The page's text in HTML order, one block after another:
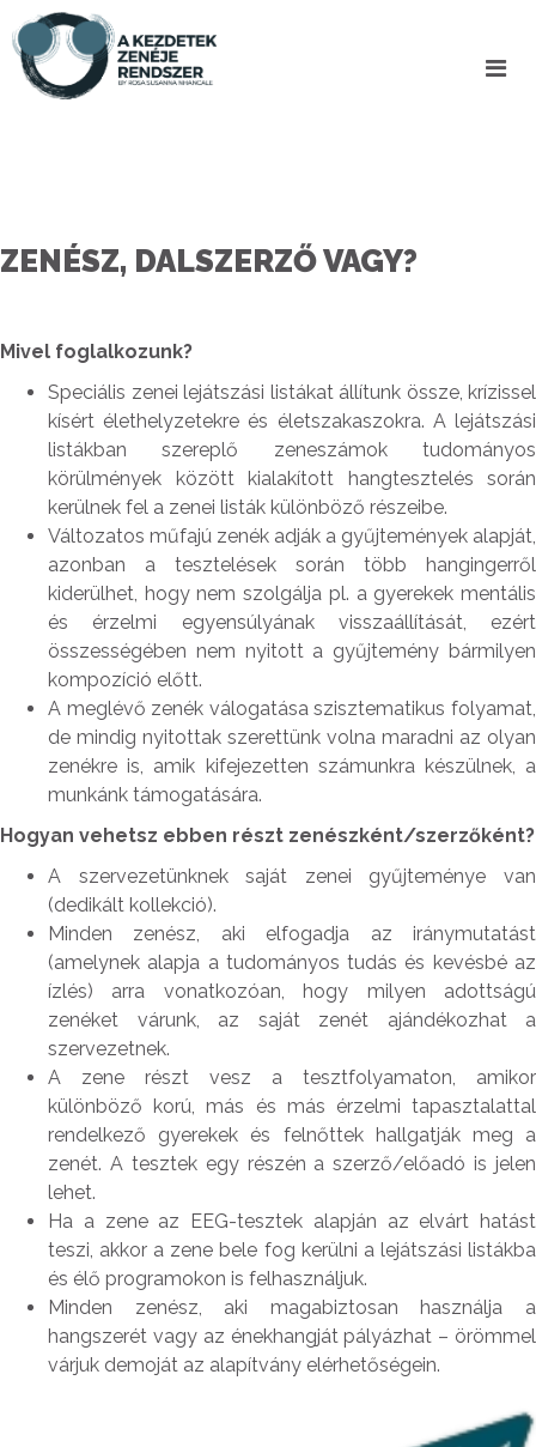
ZENÉSZ, DALSZERZŐ VAGY?
Mivel foglalkozunk?
Speciális zenei lejátszási listákat állítunk össze, krízissel
kísért élethelyzetekre és életszakaszokra. A lejátszási
listákban szereplő zeneszámok tudományos
körülmények között kialakított hangtesztelés során
kerülnek fel a zenei listák különböző részeibe.
Változatos műfajú zenék adják a gyűjtemények alapját,
azonban a tesztelések során több hangingerről
kiderülhet, hogy nem szolgálja pl. a gyerekek mentális
és érzelmi egyensúlyának visszaállítását, ezért
összességében nem nyitott a gyűjtemény bármilyen
kompozíció előtt.
A meglévő zenék válogatása szisztematikus folyamat,
de mindig nyitottak szerettünk volna maradni az olyan
zenékre is, amik kifejezetten számunkra készülnek, a
munkánk támogatására.
Hogyan vehetsz ebben részt zenészként/szerzőként?
A szervezetünknek saját zenei gyűjteménye van
(dedikált kollekció).
Minden zenész, aki elfogadja az iránymutatást
(amelynek alapja a tudományos tudás és kevésbé az
ízlés) arra vonatkozóan, hogy milyen adottságú
zenéket várunk, az saját zenét ajándékozhat a
szervezetnek.
A zene részt vesz a tesztfolyamaton, amikor
különböző korú, más és más érzelmi tapasztalattal
rendelkező gyerekek és felnőttek hallgatják meg a
zenét. A tesztek egy részén a szerző/előadó is jelen
lehet.
Ha a zene az EEG-tesztek alapján az elvárt hatást
teszi, akkor a zene bele fog kerülni a lejátszási listákba
és élő programokon is felhasználjuk.
Minden zenész, aki magabiztosan használja a
hangszerét vagy az énekhangját pályázhat – örömmel
várjuk demoját az alapítvány elérhetőségein.